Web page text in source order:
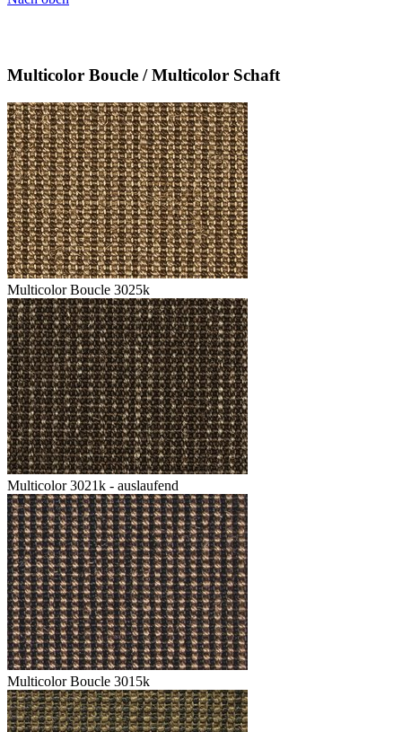
Multicolor Boucle / Multicolor Schaft
Multicolor Boucle 3025k
Multicolor 3021k - auslaufend
Multicolor Boucle 3015k